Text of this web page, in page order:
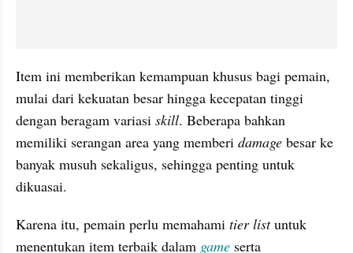
Item ini memberikan kemampuan khusus bagi pemain,
mulai dari kekuatan besar hingga kecepatan tinggi
dengan beragam variasi skill. Beberapa bahkan
memiliki serangan area yang memberi damage besar ke
banyak musuh sekaligus, sehingga penting untuk
dikuasai.
Karena itu, pemain perlu memahami tier list untuk
menentukan item terbaik dalam game serta